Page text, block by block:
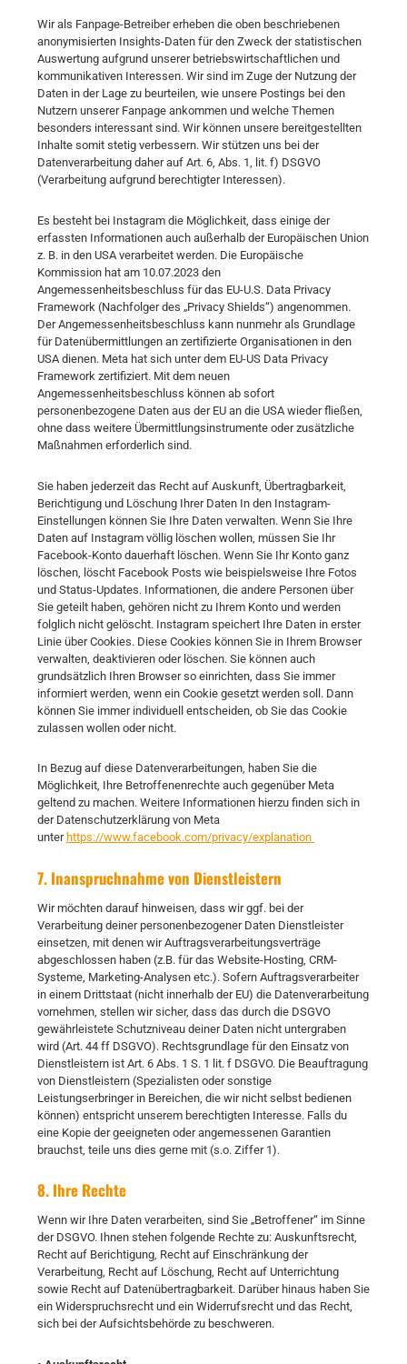
Wir als Fanpage-Betreiber erheben die oben beschriebenen
anonymisierten Insights-Daten für den Zweck der statistischen
Auswertung aufgrund unserer betriebswirtschaftlichen und
kommunikativen Interessen. Wir sind im Zuge der Nutzung der
Daten in der Lage zu beurteilen, wie unsere Postings bei den
Nutzern unserer Fanpage ankommen und welche Themen
besonders interessant sind. Wir können unsere bereitgestellten
Inhalte somit stetig verbessern. Wir stützen uns bei der
Datenverarbeitung daher auf Art. 6, Abs. 1, lit. f) DSGVO
(Verarbeitung aufgrund berechtigter Interessen).
Es besteht bei Instagram die Möglichkeit, dass einige der
erfassten Informationen auch außerhalb der Europäischen Union
z. B. in den USA verarbeitet werden. Die Europäische
Kommission hat am 10.07.2023 den
Angemessenheitsbeschluss für das EU-U.S. Data Privacy
Framework (Nachfolger des „Privacy Shields“) angenommen.
Der Angemessenheitsbeschluss kann nunmehr als Grundlage
für Datenübermittlungen an zertifizierte Organisationen in den
USA dienen. Meta hat sich unter dem EU-US Data Privacy
Framework zertifiziert. Mit dem neuen
Angemessenheitsbeschluss können ab sofort
personenbezogene Daten aus der EU an die USA wieder fließen,
ohne dass weitere Übermittlungsinstrumente oder zusätzliche
Maßnahmen erforderlich sind.
Sie haben jederzeit das Recht auf Auskunft, Übertragbarkeit,
Berichtigung und Löschung Ihrer Daten In den Instagram-
Einstellungen können Sie Ihre Daten verwalten. Wenn Sie Ihre
Daten auf Instagram völlig löschen wollen, müssen Sie Ihr
Facebook-Konto dauerhaft löschen. Wenn Sie Ihr Konto ganz
löschen, löscht Facebook Posts wie beispielsweise Ihre Fotos
und Status-Updates. Informationen, die andere Personen über
Sie geteilt haben, gehören nicht zu Ihrem Konto und werden
folglich nicht gelöscht. Instagram speichert Ihre Daten in erster
Linie über Cookies. Diese Cookies können Sie in Ihrem Browser
verwalten, deaktivieren oder löschen. Sie können auch
grundsätzlich Ihren Browser so einrichten, dass Sie immer
informiert werden, wenn ein Cookie gesetzt werden soll. Dann
können Sie immer individuell entscheiden, ob Sie das Cookie
zulassen wollen oder nicht.
In Bezug auf diese Datenverarbeitungen, haben Sie die
Möglichkeit, Ihre Betroffenenrechte auch gegenüber Meta
geltend zu machen. Weitere Informationen hierzu finden sich in
der Datenschutzerklärung von Meta
unter https://www.facebook.com/privacy/explanation
7. Inanspruchnahme von Dienstleistern
Wir möchten darauf hinweisen, dass wir ggf. bei der
Verarbeitung deiner personenbezogener Daten Dienstleister
einsetzen, mit denen wir Auftragsverarbeitungsverträge
abgeschlossen haben (z.B. für das Website-Hosting, CRM-
Systeme, Marketing-Analysen etc.). Sofern Auftragsverarbeiter
in einem Drittstaat (nicht innerhalb der EU) die Datenverarbeitung
vornehmen, stellen wir sicher, dass das durch die DSGVO
gewährleistete Schutzniveau deiner Daten nicht untergraben
wird (Art. 44 ff DSGVO). Rechtsgrundlage für den Einsatz von
Dienstleistern ist Art. 6 Abs. 1 S. 1 lit. f DSGVO. Die Beauftragung
von Dienstleistern (Spezialisten oder sonstige
Leistungserbringer in Bereichen, die wir nicht selbst bedienen
können) entspricht unserem berechtigten Interesse. Falls du
eine Kopie der geeigneten oder angemessenen Garantien
brauchst, teile uns dies gerne mit (s.o. Ziffer 1).
8. Ihre Rechte
Wenn wir Ihre Daten verarbeiten, sind Sie „Betroffener“ im Sinne
der DSGVO. Ihnen stehen folgende Rechte zu: Auskunftsrecht,
Recht auf Berichtigung, Recht auf Einschränkung der
Verarbeitung, Recht auf Löschung, Recht auf Unterrichtung
sowie Recht auf Datenübertragbarkeit. Darüber hinaus haben Sie
ein Widerspruchsrecht und ein Widerrufsrecht und das Recht,
sich bei der Aufsichtsbehörde zu beschweren.